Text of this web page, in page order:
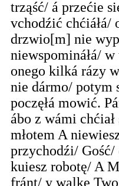
trząść/ á przećie
vchodźić chćiáłá/
drzwio[m] nie
niewspomináłá/
onego kilká rázy
nie dármo/ potym
poczęłá mowić.
ábo z wámi chćiał
młotem A
przychodźi/
kuiesz robotę/ A
fránt/ y walkę